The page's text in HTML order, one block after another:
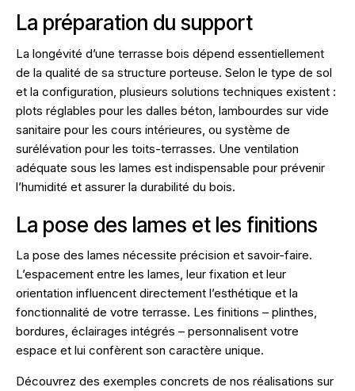
La préparation du support
La longévité d’une terrasse bois dépend essentiellement
de la qualité de sa structure porteuse. Selon le type de sol
et la configuration, plusieurs solutions techniques existent :
plots réglables pour les dalles béton, lambourdes sur vide
sanitaire pour les cours intérieures, ou système de
surélévation pour les toits-terrasses. Une ventilation
adéquate sous les lames est indispensable pour prévenir
l’humidité et assurer la durabilité du bois.
La pose des lames et les finitions
La pose des lames nécessite précision et savoir-faire.
L’espacement entre les lames, leur fixation et leur
orientation influencent directement l’esthétique et la
fonctionnalité de votre terrasse. Les finitions – plinthes,
bordures, éclairages intégrés – personnalisent votre
espace et lui confèrent son caractère unique.
Découvrez des exemples concrets de nos réalisations sur